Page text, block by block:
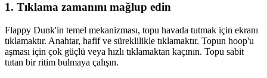
1. Tıklama zamanını mağlup edin
Flappy Dunk'in temel mekanizması, topu havada tutmak için ekranı
tıklamaktır. Anahtar, hafif ve süreklilikle tıklamaktır. Topun hoop'u
aşması için çok güçlü veya hızlı tıklamaktan kaçının. Topu sabit
tutan bir ritim bulmaya çalışın.